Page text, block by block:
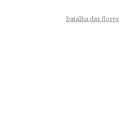
batalha das flores